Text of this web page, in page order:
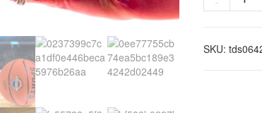
Piłka
SKU: